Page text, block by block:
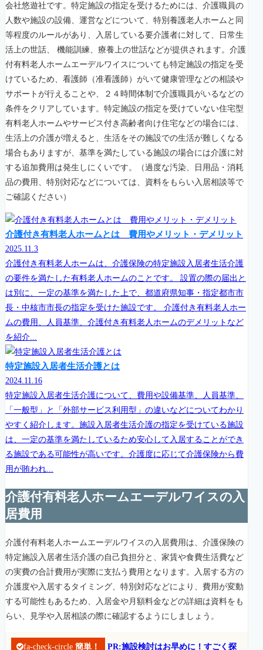
会社悠遊社です。特定施設の指定を受けるためには、介護職員の
人数や施設の設備、運営などについて、特別養護老人ホームと同
等程度のルールがあり、入居している要介護者に対して、日常生
活上の世話、 機能訓練、療養上の世話などが提供されます。介護
付有料老人ホームエーデルワイスについても特定施設の指定を受
けているため、看護師（准看護師）がいて健康管理などの相談や
サポートが行えることや、２４時間体制で介護職員がいるなどの
条件をクリアしています。特定施設の指定を受けていない住宅型
有料老人ホームやサービス付き高齢者向け住宅などの場合には、
生活上の介護が増えると、生活をその施設での生活が難しくなる
場合もありますが、基準を満たしている施設の場合には介護に対
する追加費用は発生しにくいです。（過度な汚染、日用品・消耗
品の費用、特別対応などについては、資料をもらい入居相談等で
ご確認ください）
介護付き有料老人ホームとは 費用やメリット・デメリット
2025.11.3
介護付き有料老人ホームは、介護保険の特定施設入居者生活介護
の要件を満たした有料老人ホームのことです。 設置の際の届出と
は別に、一定の基準を満たした上で、都道府県知事・指定都市市
長・中核市市長の指定を受けた施設です。 介護付き有料老人ホー
ムの費用、人員基準、介護付き有料老人ホームのデメリットなど
を紹介...
特定施設入居者生活介護とは
2024.11.16
特定施設入居者生活介護について、費用や設備基準、人員基準、
「一般型」と「外部サービス利用型」の違いなどについてわかり
やすく紹介します。施設入居者生活介護の指定を受けている施設
は、一定の基準を満たしているため安心して入居することができ
る施設である可能性が高いです。介護度に応じて介護保険から費
用が賄われ...
介護付有料老人ホームエーデルワイスの入
居費用
介護付有料老人ホームエーデルワイスの入居費用は、介護保険の
特定施設入居者生活介護の自己負担分と、家賃や食費生活費など
の実費の合計費用が実際に支払う費用となります。入居する方の
介護度や入居するタイミング、特別対応などにより、費用が変動
する可能性もあるため、入居金や月額料金などの詳細は資料をも
らい、見学や入居相談の際に確認するようにしましょう。
fa-check-circle 簡単！ PR:施設検討はお早めに！すごく探